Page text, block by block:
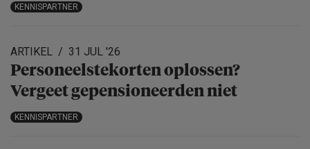
KENNISPARTNER
ARTIKEL 31 JUL '26
Personeels­te­korten oplossen?
Vergeet gepensio­neerden niet
KENNISPARTNER